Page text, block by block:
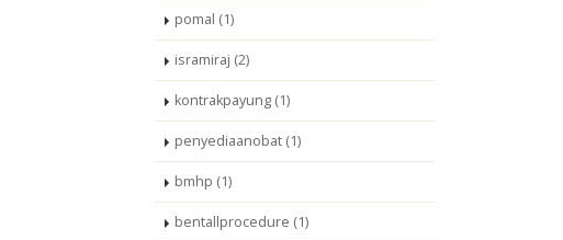
pomal (1)
isramiraj (2)
kontrakpayung (1)
penyediaanobat (1)
bmhp (1)
bentallprocedure (1)